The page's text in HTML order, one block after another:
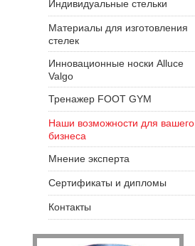
Индивидуальные стельки
Материалы для изготовления
стелек
Инновационные носки Alluce
Valgo
Тренажер FOOT GYM
Наши возможности для вашего
бизнеса
Мнение эксперта
Сертификаты и дипломы
Контакты